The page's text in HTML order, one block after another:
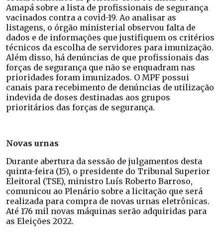
Amapá sobre a lista de profissionais de segurança
vacinados contra a covid-19. Ao analisar as
listagens, o órgão ministerial observou falta de
dados e de informações que justifiquem os critérios
técnicos da escolha de servidores para imunização.
Além disso, há denúncias de que profissionais das
forças de segurança que não se enquadram nas
prioridades foram imunizados. O MPF possui
canais para recebimento de denúncias de utilização
indevida de doses destinadas aos grupos
prioritários das forças de segurança.
Novas urnas
Durante abertura da sessão de julgamentos desta
quinta-feira (15), o presidente do Tribunal Superior
Eleitoral (TSE), ministro Luís Roberto Barroso,
comunicou ao Plenário sobre a licitação que será
realizada para compra de novas urnas eletrônicas.
Até 176 mil novas máquinas serão adquiridas para
as Eleições 2022.